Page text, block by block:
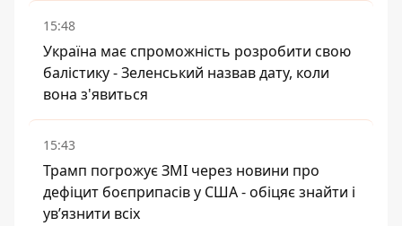
15:48
Україна має спроможність розробити свою
балістику - Зеленський назвав дату, коли
вона з'явиться
15:43
Трамп погрожує ЗМІ через новини про
дефіцит боєприпасів у США - обіцяє знайти і
ув’язнити всіх